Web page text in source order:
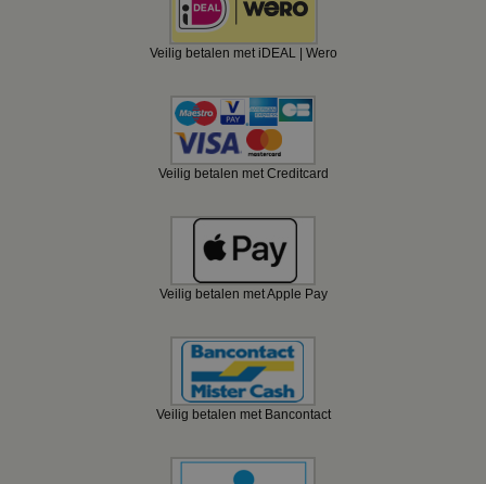
Veilig betalen met iDEAL | Wero
Veilig betalen met Creditcard
Veilig betalen met Apple Pay
Veilig betalen met Bancontact